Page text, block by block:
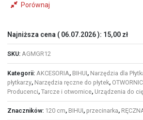
Porównaj
Najniższa cena ( 06.07.2026): 15,00 zł
SKU: AGMGR12
Kategorii: AKCESORIA, BIHUI, Narzędzia dla
płytkarzy, Narzędzia ręczne do płytek,
Producenci, Tarcze i otwornice, Urządzenia do
Znaczników: 120 cm, BIHUI, przecinarka,